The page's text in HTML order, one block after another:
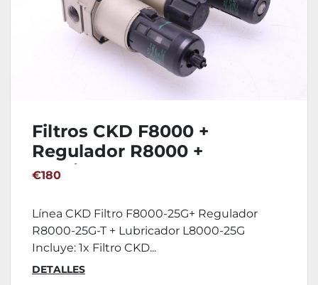
Filtros CKD F8000 +
Regulador R8000 +
Lubricador L8000
€180
Línea CKD Filtro F8000-25G+ Regulador
R8000-25G-T + Lubricador L8000-25G
Incluye: 1x Filtro CKD...
DETALLES